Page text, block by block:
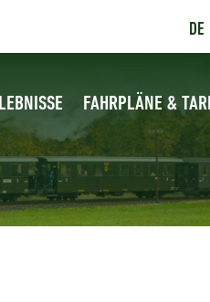
DE
FAHRPLÄNE &